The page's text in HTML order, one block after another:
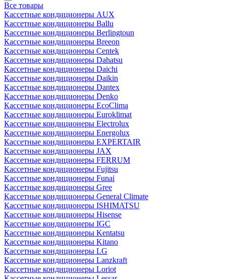
Все товары
Кассетные кондиционеры AUX
Кассетные кондиционеры Ballu
Кассетные кондиционеры Berlingtoun
Кассетные кондиционеры Breeon
Кассетные кондиционеры Centek
Кассетные кондиционеры Dahatsu
Кассетные кондиционеры Daichi
Кассетные кондиционеры Daikin
Кассетные кондиционеры Dantex
Кассетные кондиционеры Denko
Кассетные кондиционеры EcoClima
Кассетные кондиционеры Euroklimat
Кассетные кондиционеры Electrolux
Кассетные кондиционеры Energolux
Кассетные кондиционеры EXPERTAIR
Кассетные кондиционеры JAX
Кассетные кондиционеры FERRUM
Кассетные кондиционеры Fujitsu
Кассетные кондиционеры Funai
Кассетные кондиционеры Gree
Кассетные кондиционеры General Climate
Кассетные кондиционеры ISHIMATSU
Кассетные кондиционеры Hisense
Кассетные кондиционеры IGC
Кассетные кондиционеры Kentatsu
Кассетные кондиционеры Kitano
Кассетные кондиционеры LG
Кассетные кондиционеры Lanzkraft
Кассетные кондиционеры Loriot